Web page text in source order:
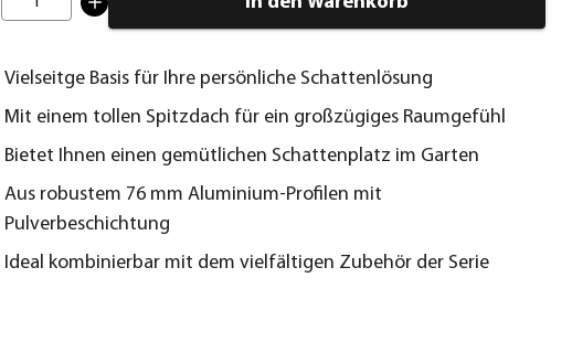
Vielseitge Basis für Ihre persönliche Schattenlösung
Mit einem tollen Spitzdach für ein großzügiges Raumgefühl
Bietet Ihnen einen gemütlichen Schattenplatz im Garten
Aus robustem 76 mm Aluminium-Profilen mit
Pulverbeschichtung
Ideal kombinierbar mit dem vielfältigen Zubehör der Serie